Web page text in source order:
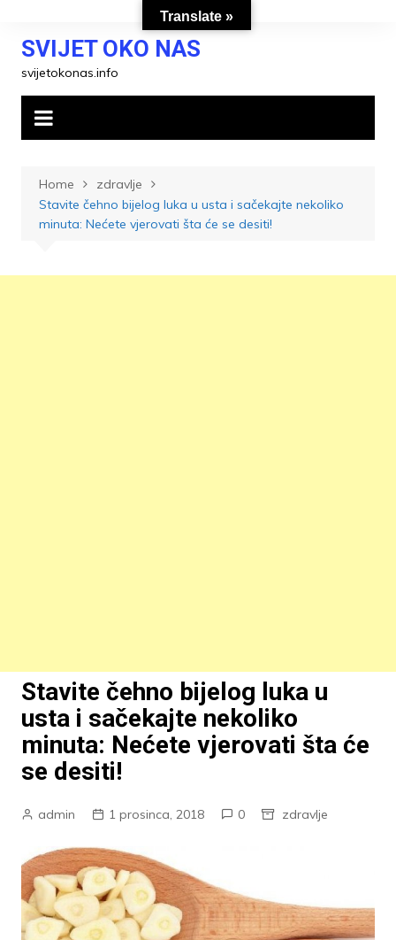
contentSVIJET OKO NAS
svijetokonas.info
Home
zdravlje
Stavite čehno bijelog luka u usta i sačekajte nekoliko
minuta: Nećete vjerovati šta će se desiti!
Stavite čehno bijelog luka u
usta i sačekajte nekoliko
minuta: Nećete vjerovati šta će
se desiti!
admin 1 prosinca, 2018 0 zdravlje
Translate »